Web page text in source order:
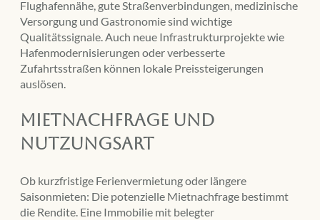
Flughafennähe, gute Straßenverbindungen, medizinische
Versorgung und Gastronomie sind wichtige
Qualitätssignale. Auch neue Infrastrukturprojekte wie
Hafenmodernisierungen oder verbesserte
Zufahrtsstraßen können lokale Preissteigerungen
auslösen.
Mietnachfrage und
Nutzungsart
Ob kurzfristige Ferienvermietung oder längere
Saisonmieten: Die potenzielle Mietnachfrage bestimmt
die Rendite. Eine Immobilie mit belegter